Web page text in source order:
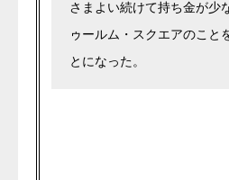
さまよい続けて持ち金が少
ゥールム・スクエアのこと
とになった。